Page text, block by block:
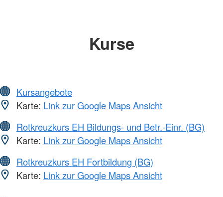
Kurse
Kursangebote
Karte: Link zur Google Maps Ansicht
Rotkreuzkurs EH Bildungs- und Betr.-Einr. (BG)
Karte: Link zur Google Maps Ansicht
Rotkreuzkurs EH Fortbildung (BG)
Karte: Link zur Google Maps Ansicht